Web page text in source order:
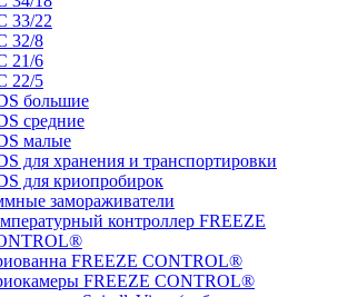
33/22
32/8
21/6
22/5
большие
средние
малые
для хранения и транспортировки
для криопробирок
замораживатели
контроллер FREEZE
FREEZE CONTROL®
FREEZE CONTROL®